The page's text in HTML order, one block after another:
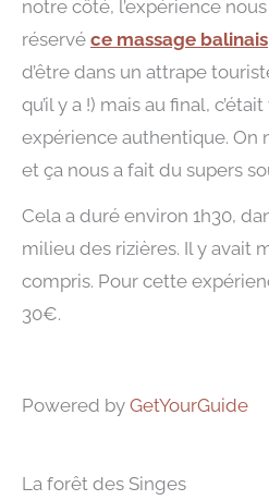
notre côté, l’expérience
réservé ce massage balinais
d’être dans un attrape
qu’il y a !) mais au final,
expérience authentique. On
et ça nous a fait du supers
Cela a duré environ 1h30,
milieu des rizières. Il y avait
compris. Pour cette
30€.
Powered by GetYourGuide
La forêt des Singes